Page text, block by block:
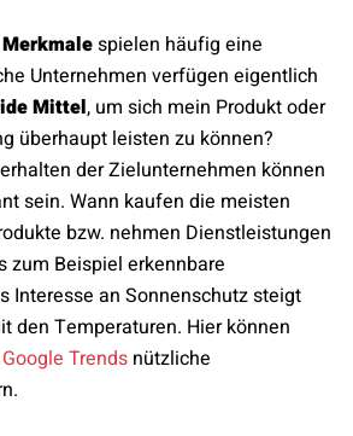
spielen häufig eine
Unternehmen verfügen eigentlich
Mittel, um sich mein Produkt oder
überhaupt leisten zu können?
der Zielunternehmen können
sein. Wann kaufen die meisten
bzw. nehmen Dienstleistungen
zum Beispiel erkennbare
Interesse an Sonnenschutz steigt
den Temperaturen. Hier können
Google Trends nützliche